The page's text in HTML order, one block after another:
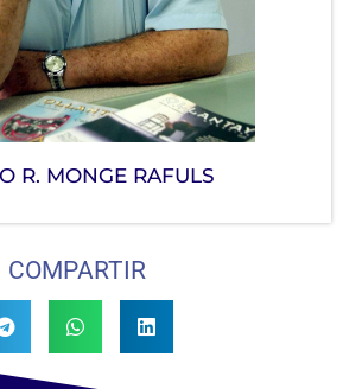
R. MONGE RAFULS
COMPARTIR